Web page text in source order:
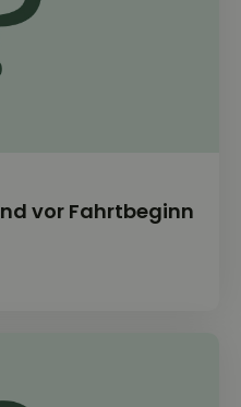
vor Fahrtbeginn